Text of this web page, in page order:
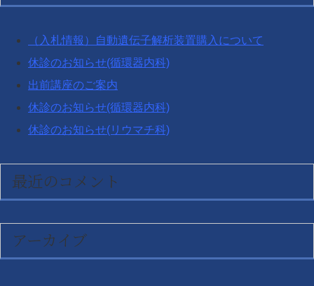
（入札情報）自動遺伝子解析装置購入について
休診のお知らせ(循環器内科)
出前講座のご案内
休診のお知らせ(循環器内科)
休診のお知らせ(リウマチ科)
最近のコメント
アーカイブ